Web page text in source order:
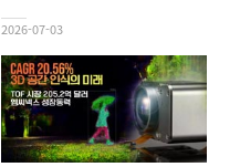
2026-07-03